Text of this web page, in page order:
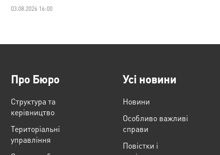
03.08.2026 16:00
Про Бюро
Структура та
керівництво
Територіальні
управління
Усі новини
Новини
Особливо важливі
справи
Повістки і